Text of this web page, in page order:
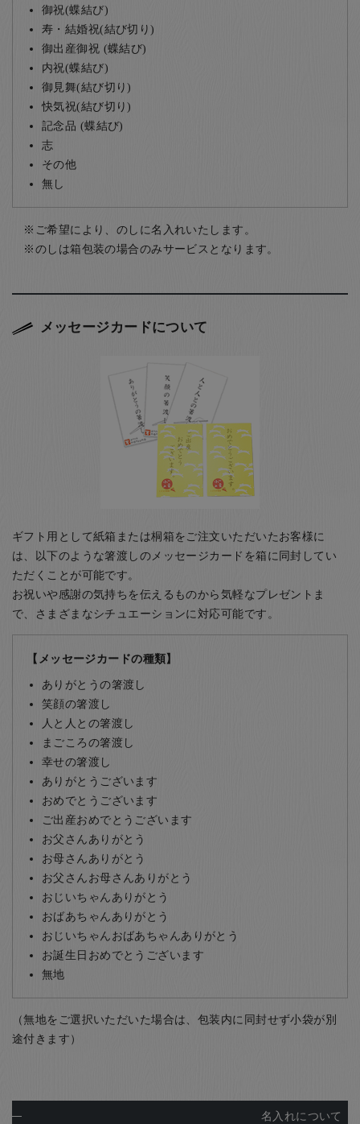
御祝(蝶結び)
寿・結婚祝(結び切り)
御出産御祝 (蝶結び)
内祝(蝶結び)
御見舞(結び切り)
快気祝(結び切り)
記念品 (蝶結び)
志
その他
無し
ご希望により、のしに名入れいたします。
のしは箱包装の場合のみサービスとなります。
メッセージカードについて
ギフト用として紙箱または桐箱をご注文いただいたお客様に
は、以下のような箸渡しのメッセージカードを箱に同封してい
ただくことが可能です。
お祝いや感謝の気持ちを伝えるものから気軽なプレゼントま
で、さまざまなシチュエーションに対応可能です。
【メッセージカードの種類】
ありがとうの箸渡し
笑顔の箸渡し
人と人との箸渡し
まごころの箸渡し
幸せの箸渡し
ありがとうございます
おめでとうございます
ご出産おめでとうございます
お父さんありがとう
お母さんありがとう
お父さんお母さんありがとう
おじいちゃんありがとう
おばあちゃんありがとう
おじいちゃんおばあちゃんありがとう
お誕生日おめでとうございます
無地
（無地をご選択いただいた場合は、包装内に同封せず小袋が別
途付きます）
名入れについて